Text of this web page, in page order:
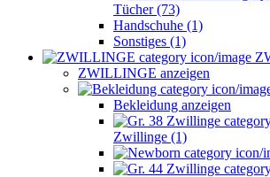
Tücher (73)
Handschuhe (1)
Sonstiges (1)
ZWILLINGE anzeigen
Bekleidung anzeigen
Zwillinge (1)